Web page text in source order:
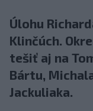
Úlohu
Klinčúch.
tešiť aj na
Bártu,
Jackuliaka.